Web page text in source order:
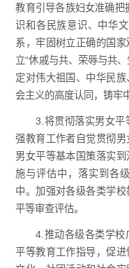
教育引导各族妇女准确把
识和各民族意识、中华
系，牢固树立正确的国
立“休戚与共、荣辱与共
定对伟大祖国、中华民
会主义的高度认同，铸牢
3.将贯彻落实男女平
强教育工作者自觉贯彻
男女平等基本国策落实
施与评估中，落实到各
中。加强对各级各类学
平等审查评估。
4.推动各级各类学校
平等教育工作指导，促